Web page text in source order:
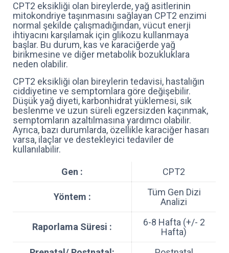
CPT2 eksikliği olan bireylerde, yağ asitlerinin
mitokondriye taşınmasını sağlayan CPT2 enzimi
normal şekilde çalışmadığından, vücut enerji
ihtiyacını karşılamak için glikozu kullanmaya
başlar. Bu durum, kas ve karaciğerde yağ
birikmesine ve diğer metabolik bozukluklara
neden olabilir.
CPT2 eksikliği olan bireylerin tedavisi, hastalığın
ciddiyetine ve semptomlara göre değişebilir.
Düşük yağ diyeti, karbonhidrat yüklemesi, sık
beslenme ve uzun süreli egzersizden kaçınmak,
semptomların azaltılmasına yardımcı olabilir.
Ayrıca, bazı durumlarda, özellikle karaciğer hasarı
varsa, ilaçlar ve destekleyici tedaviler de
kullanılabilir.
Gen : CPT2
Yöntem :
Tüm Gen Dizi
Analizi
Raporlama Süresi :
6-8 Hafta (+/- 2
Hafta)